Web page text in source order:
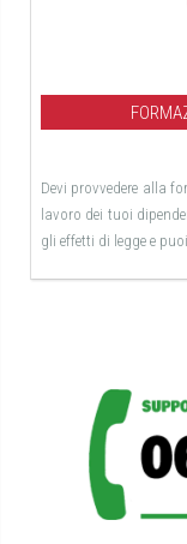
Devi provvedere alla
lavoro dei tuoi
gli effetti di legge e